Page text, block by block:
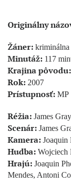
Originálny
Žáner: kriminálna
Minutáž: 117
Krajina pôvodu:
Rok: 2007
Prístupnosť: MP
Réžia: James Gray
Scenár: James
Kamera: Joaquin
Hudba: Wojciech
Hrajú: Joaquin
Mendes, Antoni